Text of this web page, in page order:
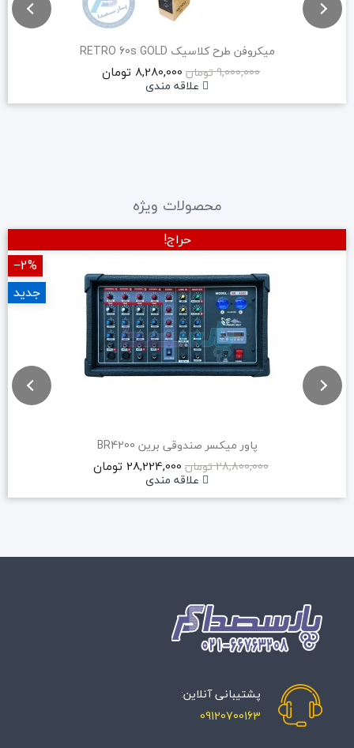
میکروفن طرح کلاسیک RETRO 60s GOLD
9,000,000 تومان
8,280,000 تومان
علاقه مندی
محصولات ویژه
پاور میکسر صندوقی برین BR4200
28,800,000 تومان
28,224,000 تومان
علاقه مندی
حراج!
‎−2%
جدید
پشتیبانی آنلاین:
09120700163